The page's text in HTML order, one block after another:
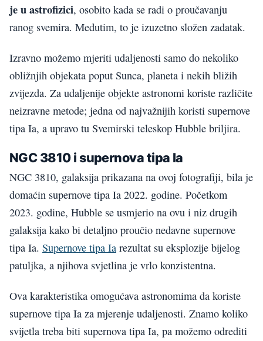
je u astrofizici, osobito kada se radi o proučavanju
ranog svemira. Međutim, to je izuzetno složen zadatak.
Izravno možemo mjeriti udaljenosti samo do nekoliko
obližnjih objekata poput Sunca, planeta i nekih bližih
zvijezda. Za udaljenije objekte astronomi koriste različite
neizravne metode; jedna od najvažnijih koristi supernove
tipa Ia, a upravo tu Svemirski teleskop Hubble briljira.
NGC 3810 i supernova tipa Ia
NGC 3810, galaksija prikazana na ovoj fotografiji, bila je
domaćin supernove tipa Ia 2022. godine. Početkom
2023. godine, Hubble se usmjerio na ovu i niz drugih
galaksija kako bi detaljno proučio nedavne supernove
tipa Ia. Supernove tipa Ia rezultat su eksplozije bijelog
patuljka, a njihova svjetlina je vrlo konzistentna.
Ova karakteristika omogućava astronomima da koriste
supernove tipa Ia za mjerenje udaljenosti. Znamo koliko
svijetla treba biti supernova tipa Ia, pa možemo odrediti